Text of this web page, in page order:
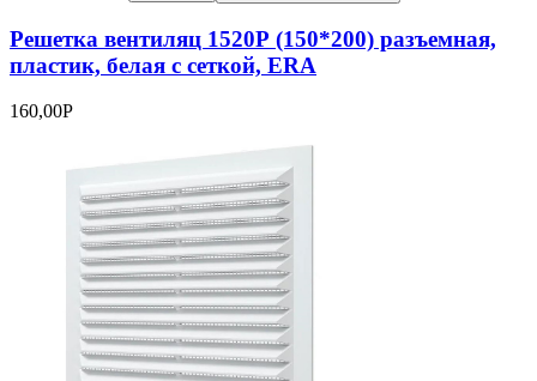
Решетка вентиляц 1520Р (150*200) разъемная,
пластик, белая с сеткой, ERA
160,00Р